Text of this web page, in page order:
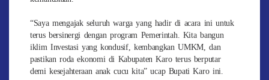
“Saya mengajak seluruh warga yang hadir di acara ini untuk
terus bersinergi dengan program Pemerintah. Kita bangun
iklim Investasi yang kondusif, kembangkan UMKM, dan
pastikan roda ekonomi di Kabupaten Karo terus berputar
demi kesejahteraan anak cucu kita” ucap Bupati Karo ini.